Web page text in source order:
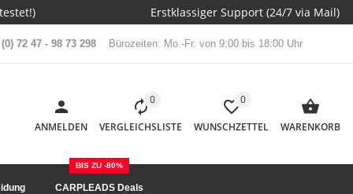
Erstklassiger Support (24/7 via Mail)
72 47 - 98 73 298 Bürozeiten: Mo.-Fr. von 9:00 bis 18:00 Uhr
ANMELDEN
0
VERGLEICHSLISTE
0
WUNSCHZETTEL WARENKORB
CARPLEADS Deals
BIS ZU -80%